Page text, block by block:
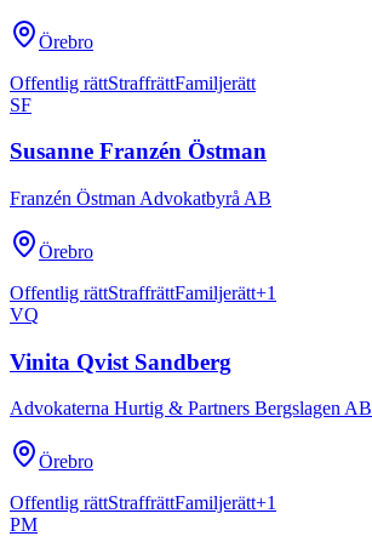
Örebro
Offentlig rättStraffrättFamiljerätt
SF
Susanne Franzén Östman
Franzén Östman Advokatbyrå AB
Örebro
Offentlig rättStraffrättFamiljerätt+1
VQ
Vinita Qvist Sandberg
Advokaterna Hurtig & Partners Bergslagen AB
Örebro
Offentlig rättStraffrättFamiljerätt+1
PM